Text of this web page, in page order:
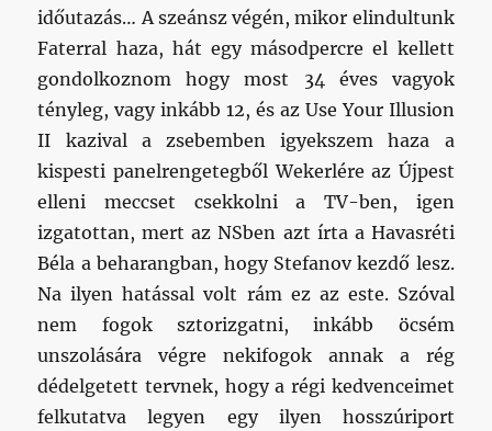
időutazás… A szeánsz végén, mikor elindultunk
Faterral haza, hát egy másodpercre el kellett
gondolkoznom hogy most 34 éves vagyok
tényleg, vagy inkább 12, és az Use Your Illusion
II kazival a zsebemben igyekszem haza a
kispesti panelrengetegből Wekerlére az Újpest
elleni meccset csekkolni a TV-ben, igen
izgatottan, mert az NSben azt írta a Havasréti
Béla a beharangban, hogy Stefanov kezdő lesz.
Na ilyen hatással volt rám ez az este. Szóval
nem fogok sztorizgatni, inkább öcsém
unszolására végre nekifogok annak a rég
dédelgetett tervnek, hogy a régi kedvenceimet
felkutatva legyen egy ilyen hosszúriport